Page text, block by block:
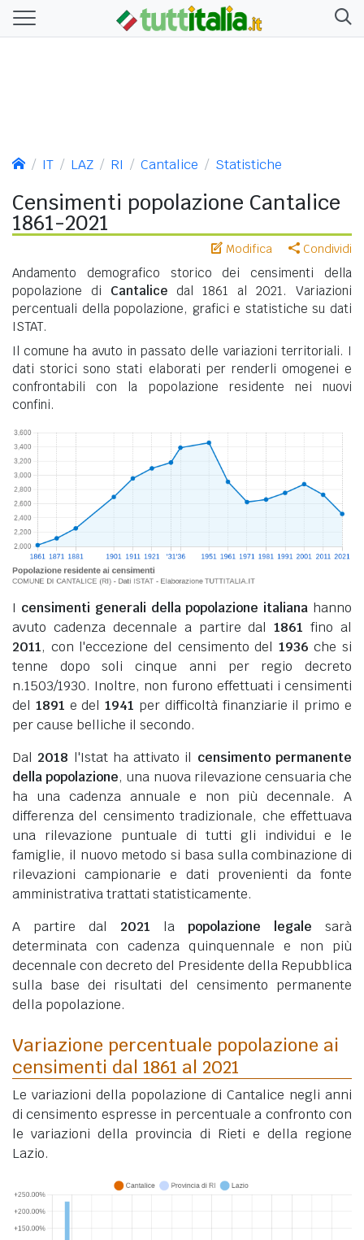
IT LAZ RI Cantalice Statistiche
Censimenti popolazione Cantalice
1861-2021
Modifica Condividi
Andamento demografico storico dei censimenti della
popolazione di Cantalice dal 1861 al 2021. Variazioni
percentuali della popolazione, grafici e statistiche su dati
ISTAT.
Il comune ha avuto in passato delle variazioni territoriali. I
dati storici sono stati elaborati per renderli omogenei e
confrontabili con la popolazione residente nei nuovi
confini.
I censimenti generali della popolazione italiana hanno
avuto cadenza decennale a partire dal1861 fino al
2011, con l'eccezione del censimento del 1936 che si
tenne dopo soli cinque anni per regio decreto
n.1503/1930. Inoltre, non furono effettuati i censimenti
del 1891 e del1941 per difficoltà finanziarie il primo e
per cause belliche il secondo.
Dal 2018 l'Istat ha attivato il censimento permanente
della popolazione, una nuova rilevazione censuaria che
ha una cadenza annuale e non più decennale. A
differenza del censimento tradizionale, che effettuava
una rilevazione puntuale di tutti gli individui e le
famiglie, il nuovo metodo si basa sulla combinazione di
rilevazioni campionarie e dati provenienti da fonte
amministrativa trattati statisticamente.
A partire dal 2021 la popolazione legale sarà
determinata con cadenza quinquennale e non più
decennale con decreto del Presidente della Repubblica
sulla base dei risultati del censimento permanente
della popolazione.
Variazione percentuale popolazione ai
censimenti dal 1861 al 2021
Le variazioni della popolazione di Cantalice negli anni
di censimento espresse in percentuale a confronto con
le variazioni della provincia di Rieti e della regione
Lazio.